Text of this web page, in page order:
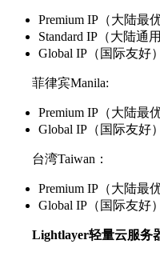
Premium IP（大陆最
Standard IP（大陆通
Global IP（国际友好
菲律宾Manila:
Premium IP（大陆最
Global IP（国际友好
台湾Taiwan：
Premium IP（大陆最
Global IP（国际友好
Lightlayer轻量云服务